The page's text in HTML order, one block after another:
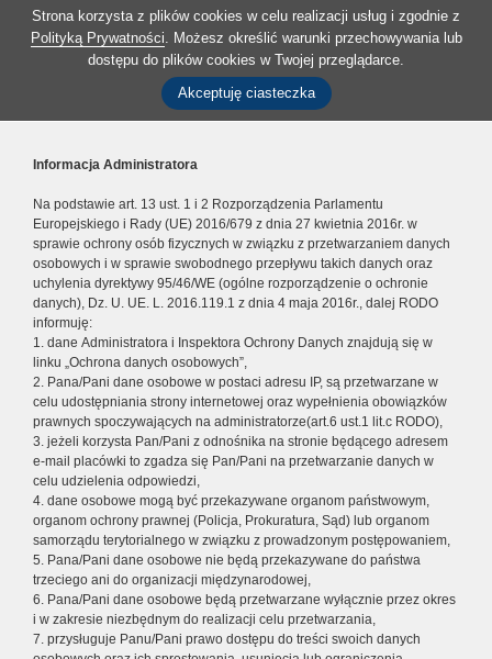
Strona korzysta z plików cookies w celu realizacji usług i zgodnie z
Polityką Prywatności. Możesz określić warunki przechowywania lub
dostępu do plików cookies w Twojej przeglądarce.
Akceptuję ciasteczka
Informacja Administratora
Na podstawie art. 13 ust. 1 i 2 Rozporządzenia Parlamentu
Europejskiego i Rady (UE) 2016/679 z dnia 27 kwietnia 2016r. w
sprawie ochrony osób fizycznych w związku z przetwarzaniem danych
osobowych i w sprawie swobodnego przepływu takich danych oraz
uchylenia dyrektywy 95/46/WE (ogólne rozporządzenie o ochronie
danych), Dz. U. UE. L. 2016.119.1 z dnia 4 maja 2016r., dalej RODO
informuję:
1. dane Administratora i Inspektora Ochrony Danych znajdują się w
linku „Ochrona danych osobowych”,
2. Pana/Pani dane osobowe w postaci adresu IP, są przetwarzane w
celu udostępniania strony internetowej oraz wypełnienia obowiązków
prawnych spoczywających na administratorze(art.6 ust.1 lit.c RODO),
3. jeżeli korzysta Pan/Pani z odnośnika na stronie będącego adresem
e-mail placówki to zgadza się Pan/Pani na przetwarzanie danych w
celu udzielenia odpowiedzi,
4. dane osobowe mogą być przekazywane organom państwowym,
organom ochrony prawnej (Policja, Prokuratura, Sąd) lub organom
samorządu terytorialnego w związku z prowadzonym postępowaniem,
5. Pana/Pani dane osobowe nie będą przekazywane do państwa
trzeciego ani do organizacji międzynarodowej,
6. Pana/Pani dane osobowe będą przetwarzane wyłącznie przez okres
i w zakresie niezbędnym do realizacji celu przetwarzania,
7. przysługuje Panu/Pani prawo dostępu do treści swoich danych